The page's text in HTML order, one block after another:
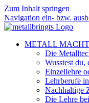
Zum Inhalt springen
Navigation ein- bzw.
METALL
Die
Wusstest
Einzellehre
Lehrberufe
Nachhaltige
Die Lehre